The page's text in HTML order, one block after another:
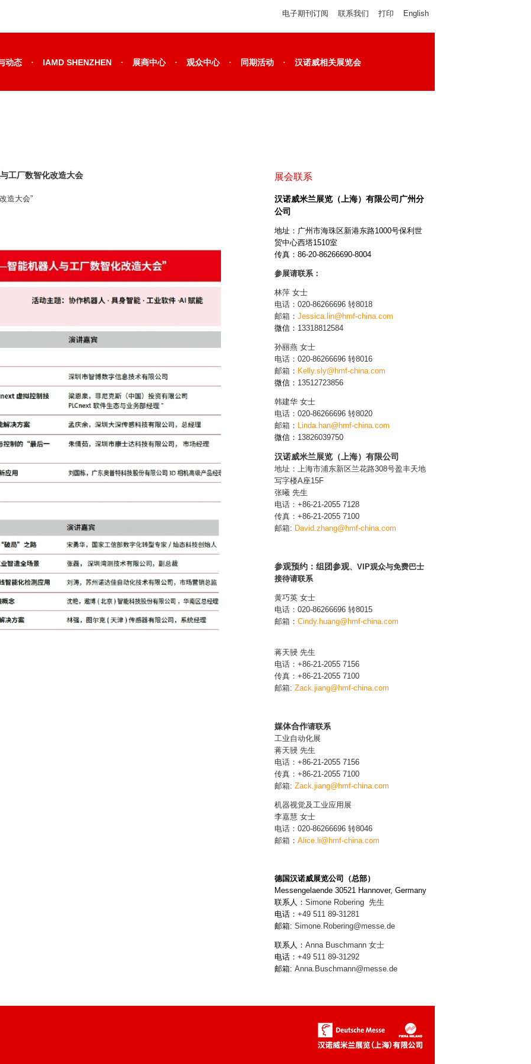
电子期刊订阅 联系我们 打印 English
动态 · IAMD SHENZHEN · 展商中心 · 观众中心 · 同期活动 · 汉诺威相关展览会
工厂数智化改造大会
造大会”
展会联系
汉诺威米兰展览（上海）有限公司广州分
公司
地址：广州市海珠区新港东路1000号保利世
贸中心西塔1510室
传真：86-20-86266690-8004
参展请联系：
林萍 女士
电话：020-86266696 转8018
邮箱： Jessica.lin@hmf-china.com
微信： 13318812584
孙丽燕 女士
电话：020-86266696 转8016
邮箱： Kelly.sly@hmf-china.com
微信： 13512723856
韩建华 女士
电话：020-86266696 转8020
邮箱： Linda.han@hmf-china.com
微信： 13826039750
汉诺威米兰展览（上海）有限公司
地址：上海市浦东新区兰花路308号盈丰天地
写字楼A座15F
张曦 先生
电话：+86-21-2055 7128
传真：+86-21-2055 7100
邮箱: David.zhang@hmf-china.com
参观预约：组团参观、VIP观众与免费巴士
接待请联系
黄巧英 女士
电话：020-86266696 转8015
邮箱： Cindy.huang@hmf-china.com​
蒋天骎 先生
电话：+86-21-2055 7156
传真：+86-21-2055 7100
邮箱: Zack.jiang@hmf-china.com
媒体合作请联系
工业自动化展
蒋天骎 先生
电话：+86-21-2055 7156
传真：+86-21-2055 7100
邮箱: Zack.jiang@hmf-china.com
机器视觉及工业应用展
李嘉慧 女士
电话：020-86266696 转8046
邮箱： Alice.li@hmf-china.com
德国汉诺威展览公司（总部）
Messengelaende 30521 Hannover, Germany
联系人： Simone Robering 先生
电话： +49 511 89-31281
邮箱: Simone.Robering@messe.de
联系人： Anna Buschmann 女士
电话： +49 511 89-31292
邮箱: Anna.Buschmann@messe.de